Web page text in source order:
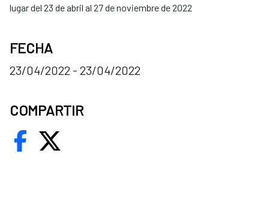
lugar del 23 de abril al 27 de noviembre de 2022
FECHA
23/04/2022 - 23/04/2022
COMPARTIR